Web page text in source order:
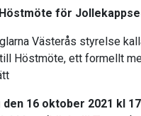
för
Västerås styrelse
Höstmöte, ett formellt
den 16 oktober 2021 kl